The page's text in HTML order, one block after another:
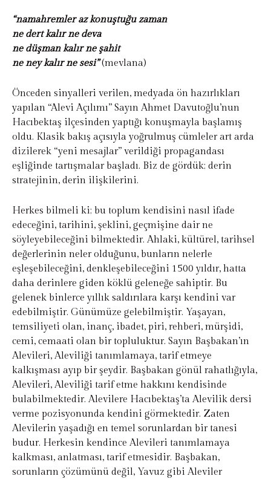
“namahremler az konuştuğu zaman
ne dert kalır ne deva
ne düşman kalır ne şahit
ne ney kalır ne sesi”(mevlana)
Önceden sinyalleri verilen, medyada ön hazırlıkları
yapılan “Alevi Açılımı” Sayın Ahmet Davutoğlu’nun
Hacıbektaş ilçesinden yaptığı konuşmayla başlamış
oldu. Klasik bakış açısıyla yoğrulmuş cümleler art arda
dizilerek “yeni mesajlar” verildiği propagandası
eşliğinde tartışmalar başladı. Biz de gördük; derin
stratejinin, derin ilişkilerini.
Herkes bilmeli ki; bu toplum kendisini nasıl ifade
edeceğini, tarihini, şeklini, geçmişine dair ne
söyleyebileceğini bilmektedir. Ahlaki, kültürel, tarihsel
değerlerinin neler olduğunu, bunların nelerle
eşleşebileceğini, denkleşebileceğini 1500 yıldır, hatta
daha derinlere giden köklü geleneğe sahiptir. Bu
gelenek binlerce yıllık saldırılara karşı kendini var
edebilmiştir. Günümüze gelebilmiştir. Yaşayan,
temsiliyeti olan, inanç, ibadet, piri, rehberi, mürşidi,
cemi, cemaati olan bir topluluktur. Sayın Başbakan’ın
Alevileri, Aleviliği tanımlamaya, tarif etmeye
kalkışması ayıp bir şeydir. Başbakan gönül rahatlığıyla,
Alevileri, Aleviliği tarif etme hakkını kendisinde
bulabilmektedir. Alevilere Hacıbektaş’ta Alevilik dersi
verme pozisyonunda kendini görmektedir. Zaten
Alevilerin yaşadığı en temel sorunlardan bir tanesi
budur. Herkesin kendince Alevileri tanımlamaya
kalkması, anlatması, tarif etmesidir. Başbakan,
sorunların çözümünü değil, Yavuz gibi Aleviler